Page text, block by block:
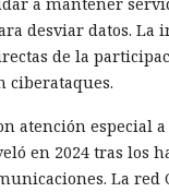
desviar datos. La
de la
ciberataques.
atención especial
en 2024 tras los
La red